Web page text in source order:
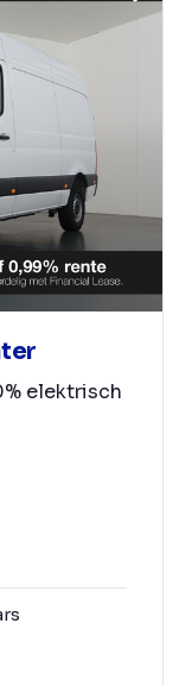
elektrisch